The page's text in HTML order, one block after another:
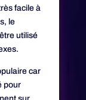
facile à
le
utilisé
car
pour